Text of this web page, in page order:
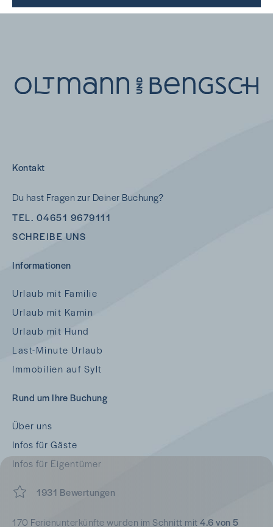
Kontakt
Du hast Fragen zur Deiner Buchung?
TEL. 04651 9679111
SCHREIBE UNS
Informationen
Urlaub mit Familie
Urlaub mit Kamin
Urlaub mit Hund
Last-Minute Urlaub
Immobilien auf Sylt
Rund um Ihre Buchung
Über uns
Infos für Gäste
Infos für Eigentümer
1931 Bewertungen
170 Ferienunterkünfte wurden im Schnitt mit4.6 von 5